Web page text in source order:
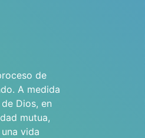
de
A medida
Dios, en
mutua,
vida